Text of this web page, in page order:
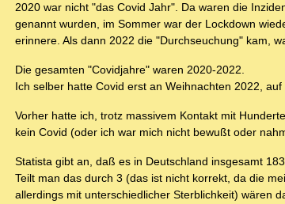
2020 war nicht "das Covid Jahr". Da waren die
genannt wurden, im Sommer war der Lockdown
erinnere. Als dann 2022 die "Durchseuchung" kam,
Die gesamten "Covidjahre" waren 2020-2022.
Ich selber hatte Covid erst an Weihnachten 2022,
Vorher hatte ich, trotz massivem Kontakt mit
kein Covid (oder ich war mich nicht bewußt oder
Statista gibt an, daß es in Deutschland insgesamt
Teilt man das durch 3 (das ist nicht korrekt, da die
allerdings mit unterschiedlicher Sterblichkeit) wären